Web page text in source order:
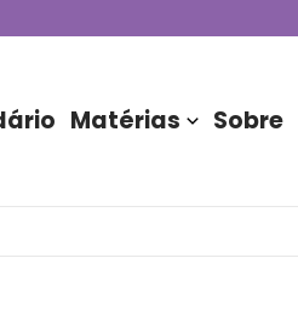
Parque
Matérias Sobre